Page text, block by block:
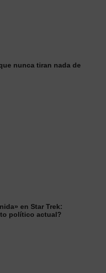
nunca tiran nada de
en Star Trek:
político actual?